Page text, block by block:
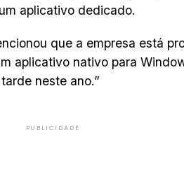
aplicativo dedicado.
que a empresa está
aplicativo nativo para
neste ano.”
PUBLICIDADE